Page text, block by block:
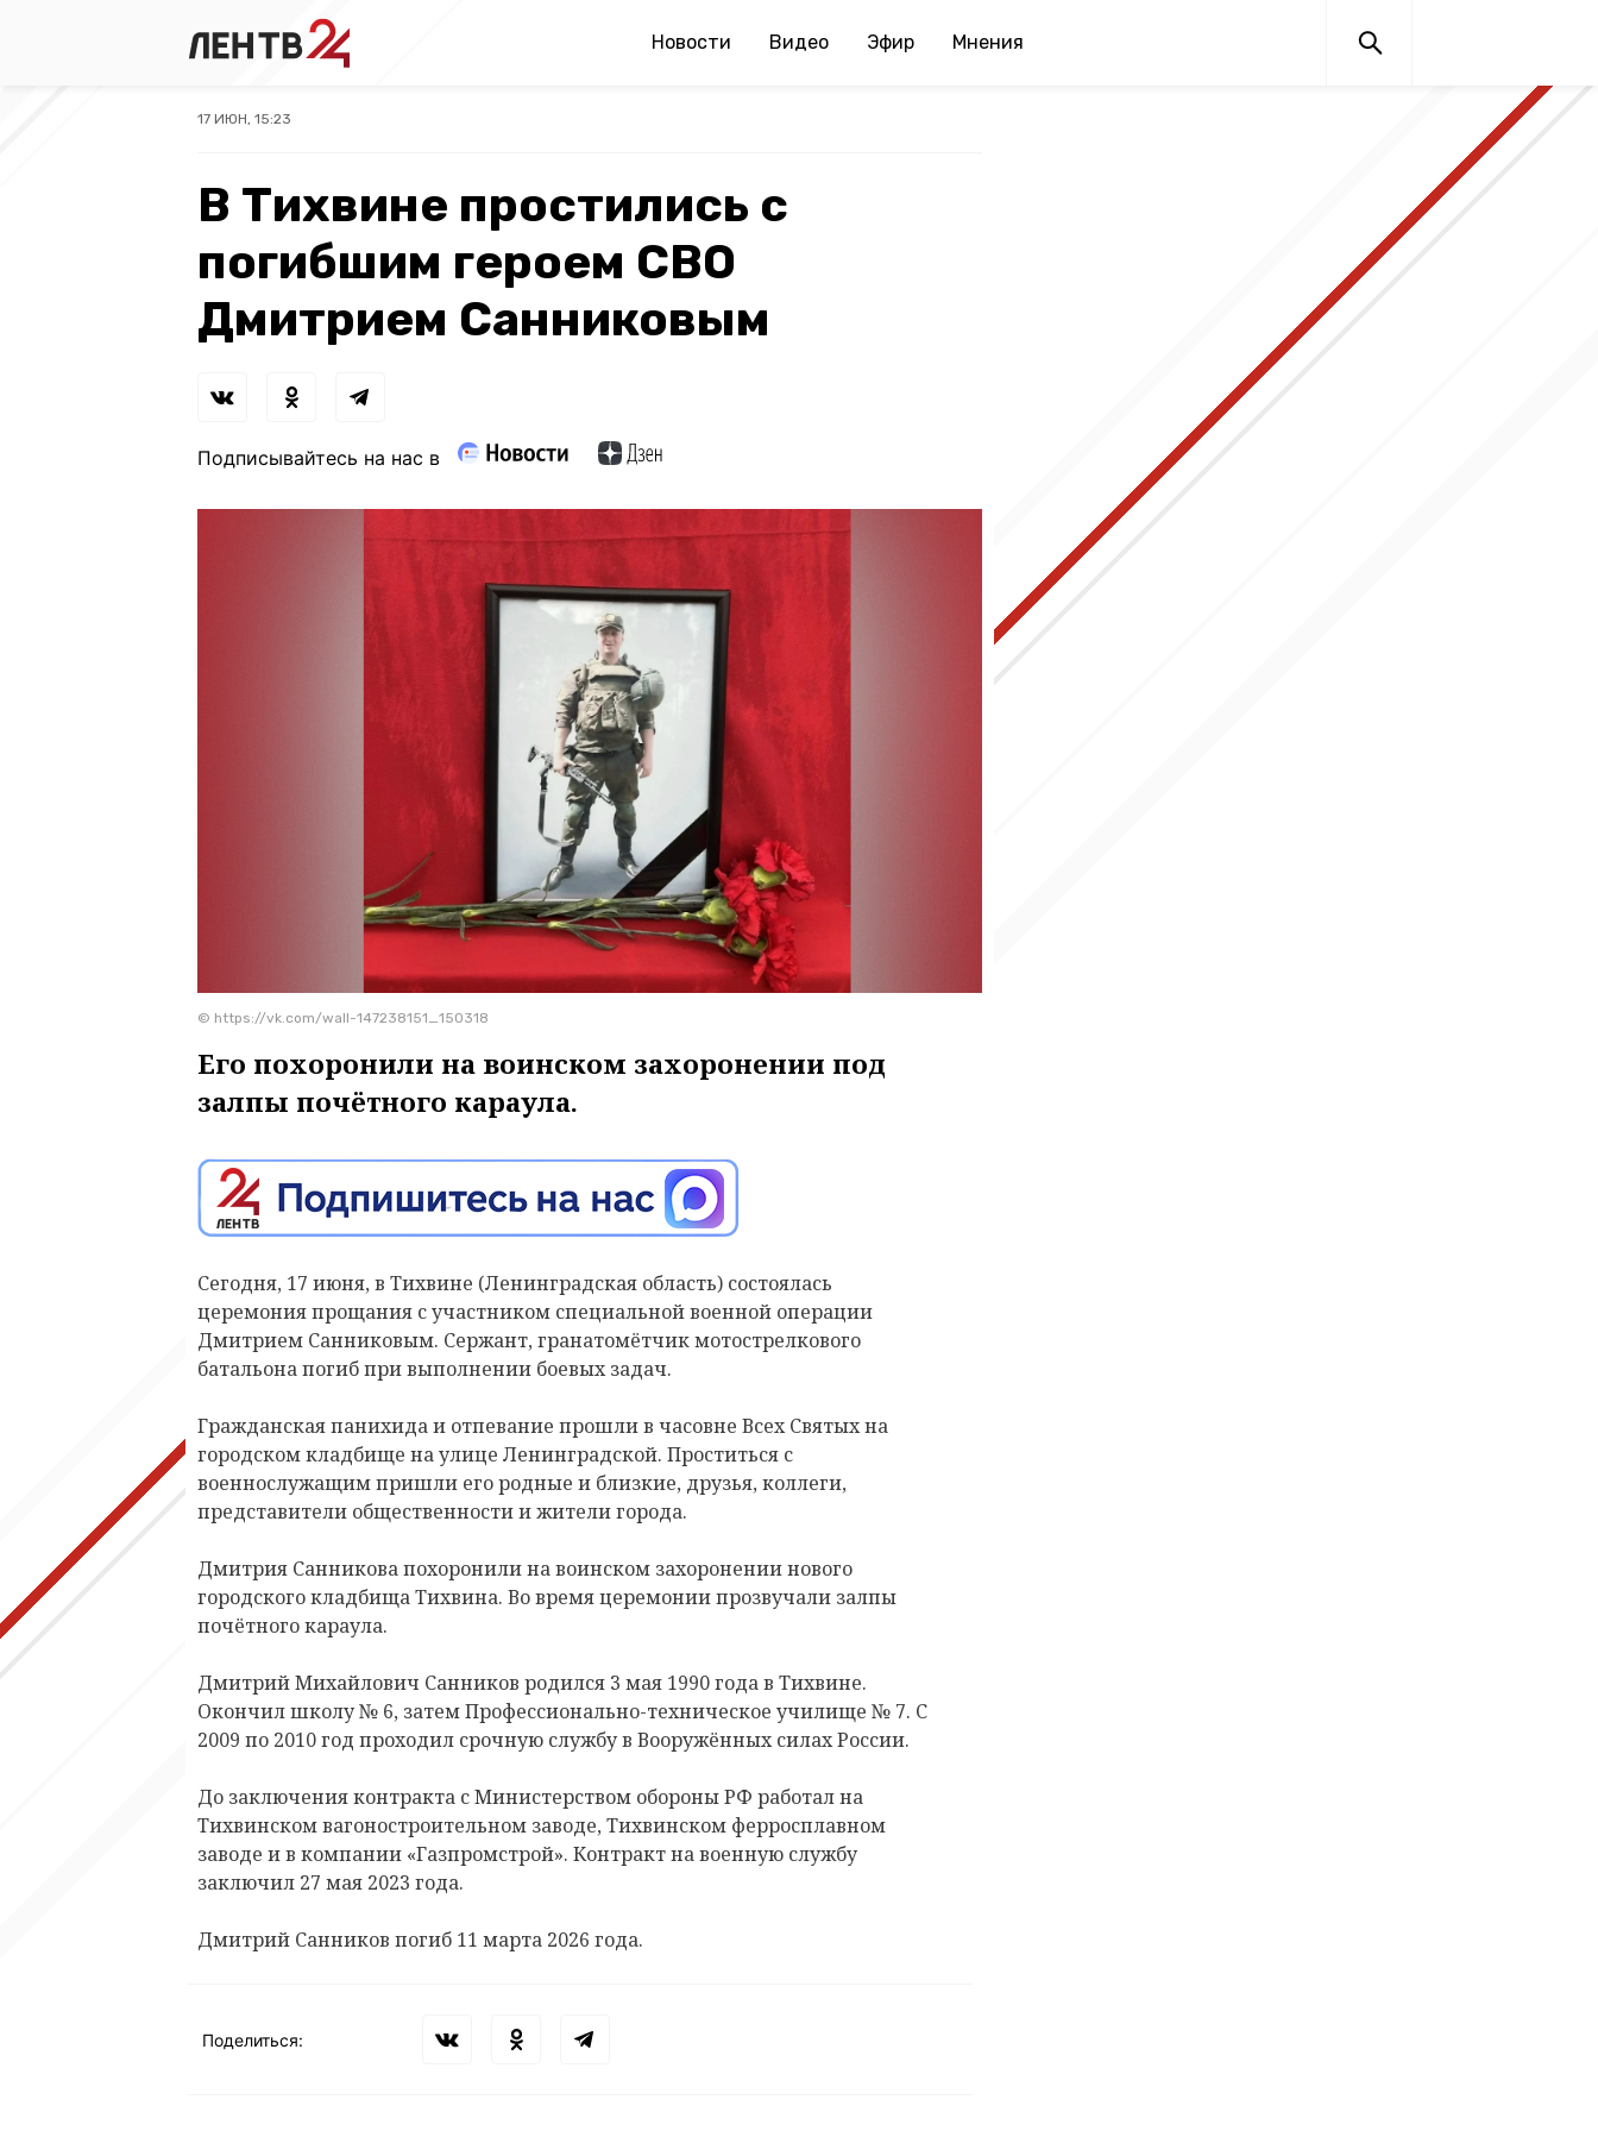
Новости Видео Эфир Мнения
17 ИЮН, 15:23
В Тихвине простились с
погибшим героем СВО
Дмитрием Санниковым
Подписывайтесь на нас в
© https://vk.com/wall-147238151_150318
Его похоронили на воинском захоронении под
залпы почётного караула.
Сегодня, 17 июня, в Тихвине (Ленинградская область) состоялась
церемония прощания с участником специальной военной операции
Дмитрием Санниковым. Сержант, гранатомётчик мотострелкового
батальона погиб при выполнении боевых задач.
Гражданская панихида и отпевание прошли в часовне Всех Святых на
городском кладбище на улице Ленинградской. Проститься с
военнослужащим пришли его родные и близкие, друзья, коллеги,
представители общественности и жители города.
Дмитрия Санникова похоронили на воинском захоронении нового
городского кладбища Тихвина. Во время церемонии прозвучали залпы
почётного караула.
Дмитрий Михайлович Санников родился 3 мая 1990 года в Тихвине.
Окончил школу № 6, затем Профессионально-техническое училище № 7. С
2009 по 2010 год проходил срочную службу в Вооружённых силах России.
До заключения контракта с Министерством обороны РФ работал на
Тихвинском вагоностроительном заводе, Тихвинском ферросплавном
заводе и в компании «Газпромстрой». Контракт на военную службу
заключил 27 мая 2023 года.
Дмитрий Санников погиб 11 марта 2026 года.
Поделиться: